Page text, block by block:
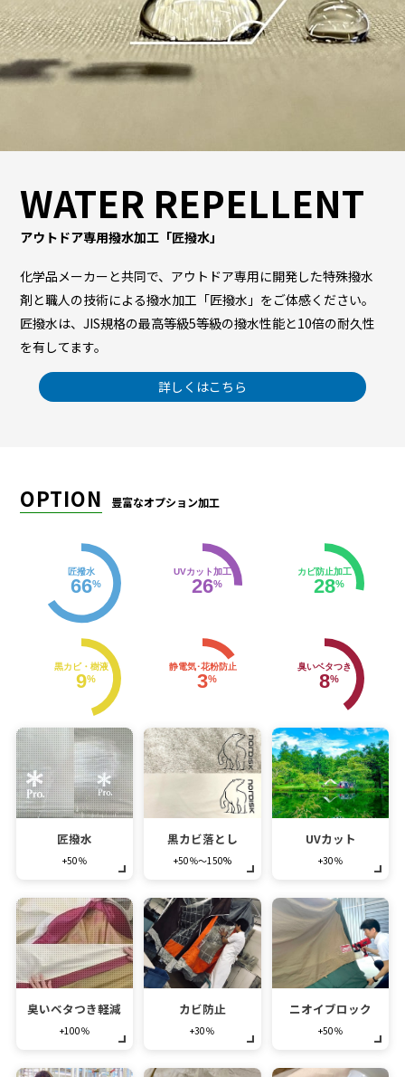
WATER REPELLENT
アウトドア専用撥水加工「匠撥水」
化学品メーカーと共同で、アウトドア専用に開発した特殊撥水
剤と職人の技術による撥水加工「匠撥水」をご体感ください。
匠撥水は、JIS規格の最高等級5等級の撥水性能と10倍の耐久性
を有してます。
詳しくはこちら
OPTION 豊富なオプション加工
匠撥水
66%
UVカット加工
26%
カビ防止加工
28%
黒カビ・樹液
9%
静電気･花粉防止
3%
臭いベタつき
8%
匠撥水
+50％
黒カビ落とし
+50％～150%
UVカット
+30％
臭いベタつき軽減
+100％
カビ防止
+30％
ニオイブロック
+50％